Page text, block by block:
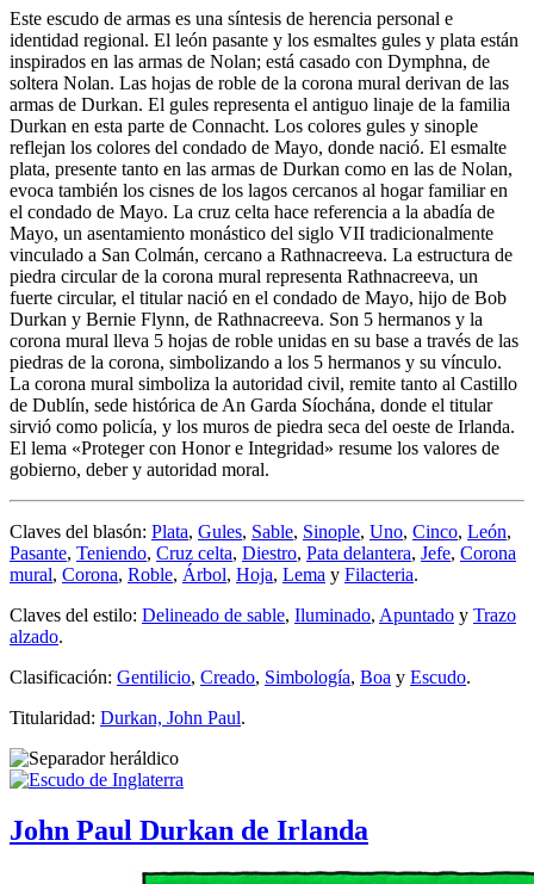
Este escudo de armas es una síntesis de herencia personal e
identidad regional. El león pasante y los esmaltes gules y plata están
inspirados en las armas de Nolan; está casado con Dymphna, de
soltera Nolan. Las hojas de roble de la corona mural derivan de las
armas de Durkan. El gules representa el antiguo linaje de la familia
Durkan en esta parte de Connacht. Los colores gules y sinople
reflejan los colores del condado de Mayo, donde nació. El esmalte
plata, presente tanto en las armas de Durkan como en las de Nolan,
evoca también los cisnes de los lagos cercanos al hogar familiar en
el condado de Mayo. La cruz celta hace referencia a la abadía de
Mayo, un asentamiento monástico del siglo VII tradicionalmente
vinculado a San Colmán, cercano a Rathnacreeva. La estructura de
piedra circular de la corona mural representa Rathnacreeva, un
fuerte circular, el titular nació en el condado de Mayo, hijo de Bob
Durkan y Bernie Flynn, de Rathnacreeva. Son 5 hermanos y la
corona mural lleva 5 hojas de roble unidas en su base a través de las
piedras de la corona, simbolizando a los 5 hermanos y su vínculo.
La corona mural simboliza la autoridad civil, remite tanto al Castillo
de Dublín, sede histórica de An Garda Síochána, donde el titular
sirvió como policía, y los muros de piedra seca del oeste de Irlanda.
El lema «Proteger con Honor e Integridad» resume los valores de
gobierno, deber y autoridad moral.
Claves del blasón: Plata, Gules, Sable, Sinople, Uno, Cinco, León,
Pasante, Teniendo, Cruz celta, Diestro, Pata delantera, Jefe, Corona
mural, Corona, Roble, Árbol, Hoja, Lema y Filacteria.
Claves del estilo: Delineado de sable, Iluminado, Apuntado y Trazo
alzado.
Clasificación: Gentilicio, Creado, Simbología, Boa y Escudo.
Titularidad: Durkan, John Paul.
John Paul Durkan de Irlanda